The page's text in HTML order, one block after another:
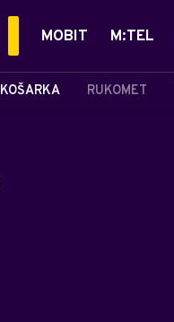
KOŠARKA RUKOMET
MOBIT M:TEL